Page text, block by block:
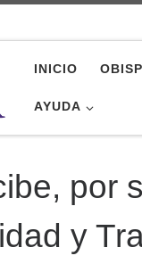
INICIO
AYUDA
por
y